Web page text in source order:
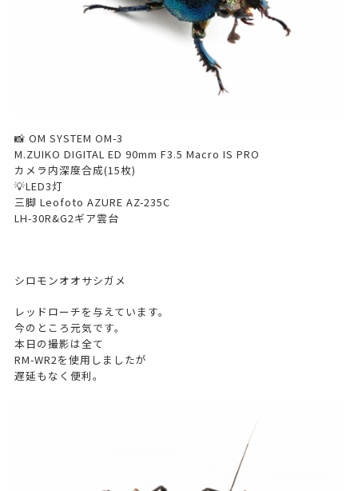
📸 OM SYSTEM OM-3
M.ZUIKO DIGITAL ED 90mm F3.5 Macro IS PRO
カメラ内深度合成(15枚)
💡LED3灯
三脚 Leofoto AZURE AZ-235C
LH-30R&G2ギア雲台
シロモンオオサシガメ
レッドローチを与えています。
今のところ元気です。
本日の撮影は全て
RM-WR2を使用しましたが
遅延もなく便利。